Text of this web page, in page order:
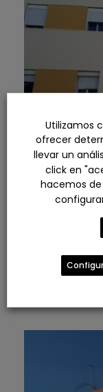
Informe
vivienda en
Utilizamos
ofrecer
llevar un
click en
hacemos